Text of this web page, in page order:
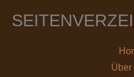
Über